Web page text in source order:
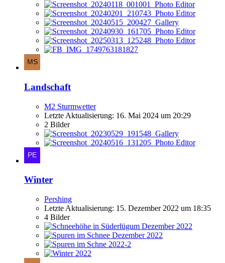
Landschaft
M2 Sturmwetter
Letzte Aktualisierung: 16. Mai 2024 um 20:29
2 Bilder
Winter
Pershing
Letzte Aktualisierung: 15. Dezember 2022 um 18:35
4 Bilder